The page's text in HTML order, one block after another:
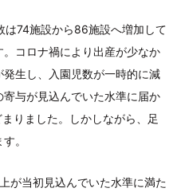
74施設から86施設へ増加して
コロナ禍により出産が少なか
生し、入園児数が一時的に減
与が見込んでいた水準に届か
りました。しかしながら、足
。
が当初見込んでいた水準に満た